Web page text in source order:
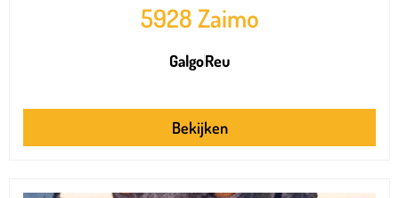
5928 Zaimo
GalgoReu
Bekijken